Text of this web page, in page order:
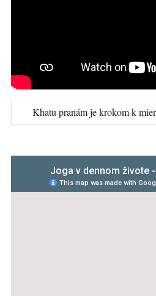
Khatu pranám je krokom k